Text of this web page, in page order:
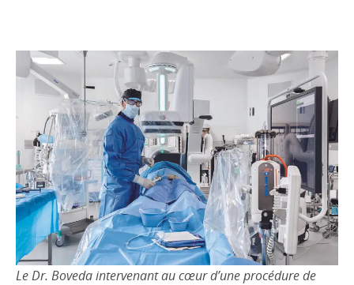
Le Dr. Boveda intervenant au cœur d’une procédure de